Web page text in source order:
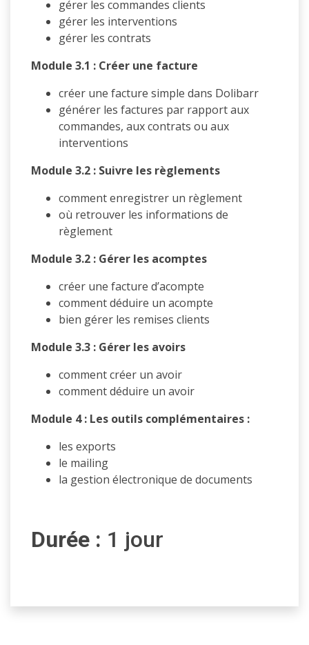
gérer les commandes clients
gérer les interventions
gérer les contrats
Module 3.1 : Créer une facture
créer une facture simple dans Dolibarr
générer les factures par rapport aux
commandes, aux contrats ou aux
interventions
Module 3.2 : Suivre les règlements
comment enregistrer un règlement
où retrouver les informations de
règlement
Module 3.2 : Gérer les acomptes
créer une facture d’acompte
comment déduire un acompte
bien gérer les remises clients
Module 3.3 : Gérer les avoirs
comment créer un avoir
comment déduire un avoir
Module 4 : Les outils complémentaires :
les exports
le mailing
la gestion électronique de documents
Durée : 1 jour